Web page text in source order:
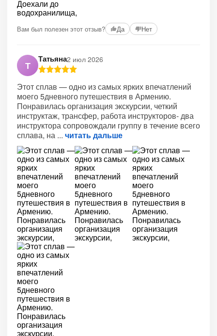
Вам был полезен этот отзыв? Да Нет
Т
Татьяна2 июл 2026
Этот сплав — одно из самых ярких впечатлений
моего 5дневного путешествия в Армению.
Понравилась организация экскурсии, четкий
инструктаж, трансфер, работа инструкторов- два
инструктора сопровождали группу в течение всего
сплава, на
читать дальше